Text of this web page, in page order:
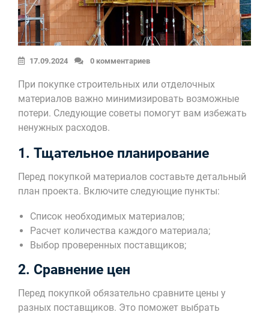
17.09.2024 0 комментариев
При покупке строительных или отделочных
материалов важно минимизировать возможные
потери. Следующие советы помогут вам избежать
ненужных расходов.
1. Тщательное планирование
Перед покупкой материалов составьте детальный
план проекта. Включите следующие пункты:
Список необходимых материалов;
Расчет количества каждого материала;
Выбор проверенных поставщиков;
2. Сравнение цен
Перед покупкой обязательно сравните цены у
разных поставщиков. Это поможет выбрать